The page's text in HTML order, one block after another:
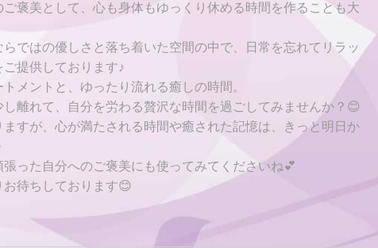
褒美として、心も身体もゆっくり休める時間を作ることも大
ではの優しさと落ち着いた空間の中で、日常を忘れてリラッ
提供しております♪
メントと、ゆったり流れる癒しの時間。
離れて、自分を労わる贅沢な時間を過ごしてみませんか？😊
すが、心が満たされる時間や癒された記憶は、きっと明日か
った自分へのご褒美にも使ってみてくださいね💕
待ちしております😊